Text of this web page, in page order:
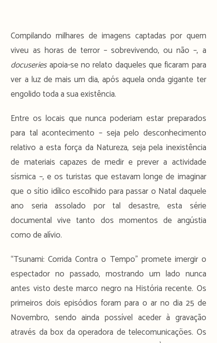
Compilando milhares de imagens captadas por quem
viveu as horas de terror – sobrevivendo, ou não –, a
docuseriesapoia-se no relato daqueles que ficaram para
ver a luz de mais um dia, após aquela onda gigante ter
engolido toda a sua existência.
Entre os locais que nunca poderiam estar preparados
para tal acontecimento – seja pelo desconhecimento
relativo a esta força da Natureza, seja pela inexistência
de materiais capazes de medir e prever a actividade
sísmica –, e os turistas que estavam longe de imaginar
que o sítio idílico escolhido para passar o Natal daquele
ano seria assolado por tal desastre, esta série
documental vive tanto dos momentos de angústia
como de alívio.
“Tsunami: Corrida Contra o Tempo” promete imergir o
espectador no passado, mostrando um lado nunca
antes visto deste marco negro na História recente. Os
primeiros dois episódios foram para o ar no dia 25 de
Novembro, sendo ainda possível aceder à gravação
através da box da operadora de telecomunicações. Os